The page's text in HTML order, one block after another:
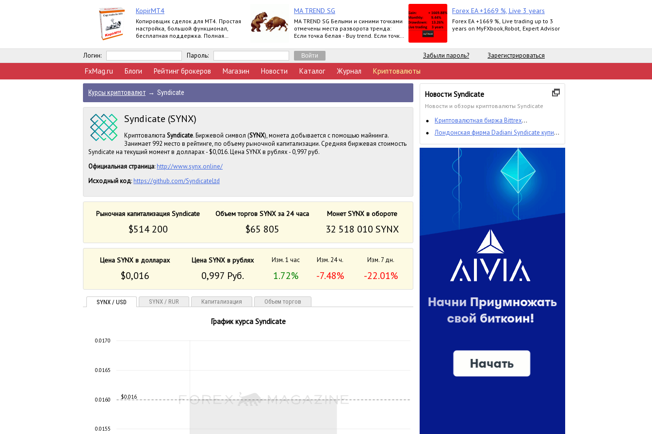
KopirMT4
Копировщик сделок для МТ4. Простая
настройка, большой функционал,
бесплатная поддержка. Полная
MA TREND SG
MA TREND SG Белыми и синими точками
отмечены места разворота тренда:
Если точка белая - Buy trend. Если точка
Forex EA +1669 %, Live 3 years
Forex EA +1669 %, Live trading up to 3
years on MyFXbook,Robot, Expert Advisor
Логин: Пароль: Забыли пароль? Зарегистрироваться
FxMag.ru Блоги Рейтинг брокеров Магазин Новости Каталог Журнал Криптовалюты
Курсы криптовалют → Syndicate
Syndicate (SYNX)
Криптовалюта Syndicate. Биржевой символ (SYNX), монета добывается с помощью майнинга.
Занимает 992 место в рейтинге, по объему рыночной капитализации. Средняя биржевая стоимость
Syndicate на текущий момент в долларах - $0,016. Цена SYNX в рублях - 0,997 руб.
Официальная страница: http://www.synx.online/
Исходный код: https://github.com/SyndicateLtd
Рыночная капитализация Syndicate Объем торгов SYNX за 24 часа Монет SYNX в обороте
$514 200 $65 805 32 518 010 SYNX
Цена SYNX в долларах Цена SYNX в рублях Изм. 1 час Изм. 24 ч. Изм. 7 дн.
$0,016 0,997 Руб. 1.72% -7.48% -22.01%
SYNX / USD SYNX / RUR Капитализация Объем торгов
График курса Syndicate
$0,016
0.0155
0.0160
0.0165
0.0170
Новости Syndicate
Новости и обзоры криптовалюты Syndicate
Криптовалютная биржа Bittrex
криптовалют. Делистингу подвергнутся
SYNX и TX.
Лондонская фирма Dadiani Syndicate купит